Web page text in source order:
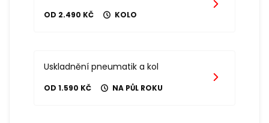
OD 2.490 KČ KOLO
Uskladnění pneumatik a kol
OD 1.590 KČ NA PŮL ROKU